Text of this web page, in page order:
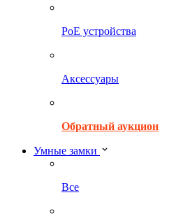
PoE устройства
Аксессуары
Обратный аукцион
Умные замки
Все